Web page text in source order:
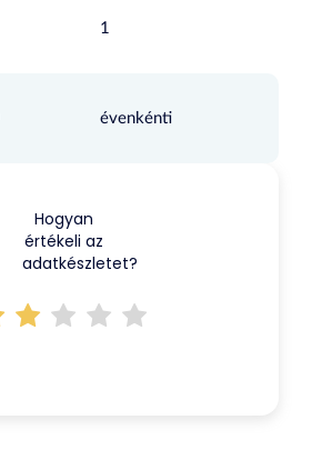
1
évenkénti
Hogyan
értékeli az
adatkészletet?